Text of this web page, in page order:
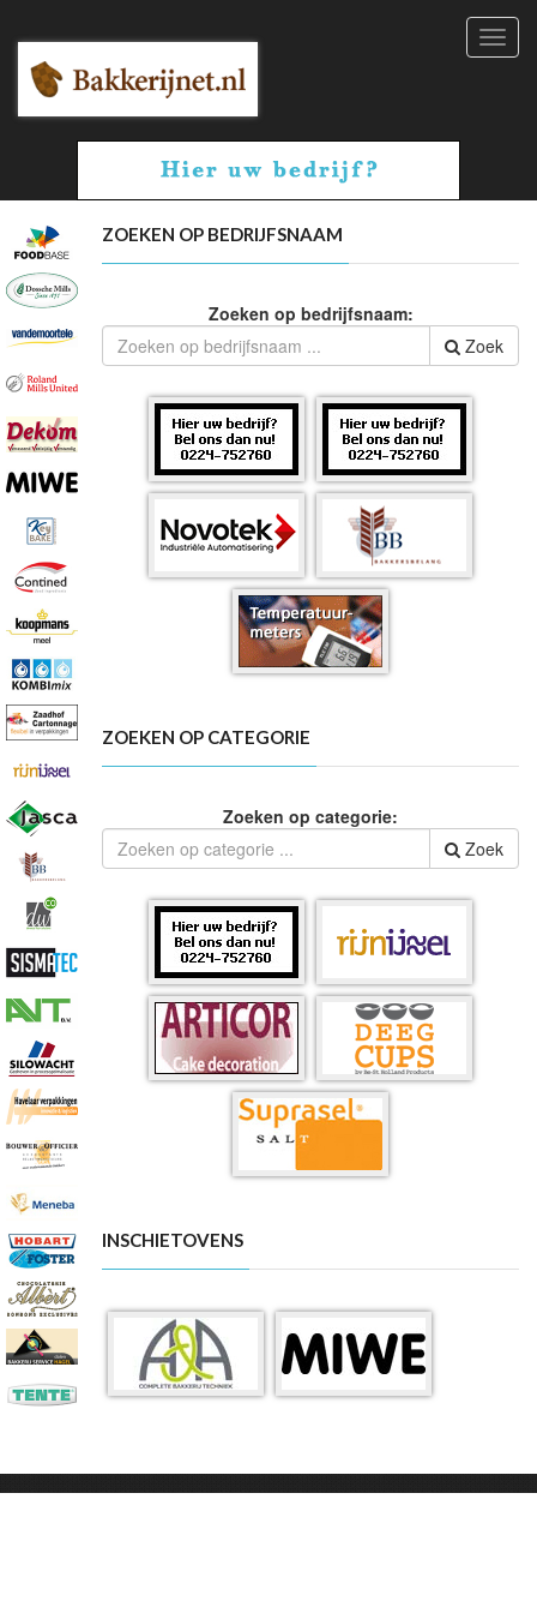
ZOEKEN OP BEDRIJFSNAAM
Zoeken op bedrijfsnaam:
Zoek
ZOEKEN OP CATEGORIE
Zoeken op categorie:
Zoek
INSCHIETOVENS